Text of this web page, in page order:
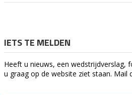
IETS TE MELDEN
Heeft u nieuws, een wedstrijdverslag,
u graag op de website ziet staan. Mail